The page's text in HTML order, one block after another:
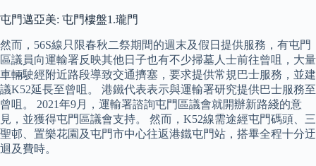
屯門邁亞美: 屯門樓盤1.瓏門
然而，56S線只限春秋二祭期間的週末及假日提供服務，有屯門
區議員向運輸署反映其他日子也有不少掃墓人士前往曾咀，大量
車輛駛經附近路段導致交通擠塞，要求提供常規巴士服務，並建
議K52延長至曾咀。 港鐵代表表示與運輸署研究提供巴士服務至
曾咀。 2021年9月，運輸署諮詢屯門區議會就開辦新路綫的意
見，並獲得屯門區議會支持。 然而，K52線需途經屯門碼頭、三
聖邨、置樂花園及屯門市中心往返港鐵屯門站，搭畢全程十分迂
迴及費時。